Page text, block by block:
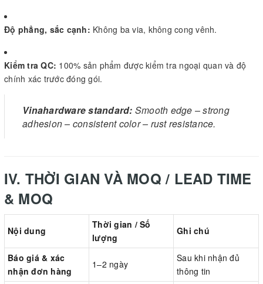
Độ phẳng, sắc cạnh: Không ba via, không cong vênh.
Kiểm tra QC: 100% sản phẩm được kiểm tra ngoại quan và độ
chính xác trước đóng gói.
Vinahardware standard: Smooth edge – strong
adhesion – consistent color – rust resistance.
IV. THỜI GIAN VÀ MOQ / LEAD TIME
& MOQ
Nội dung
Thời gian / Số
lượng
Ghi chú
Báo giá & xác
nhận đơn hàng
1–2 ngày
Sau khi nhận đủ
thông tin